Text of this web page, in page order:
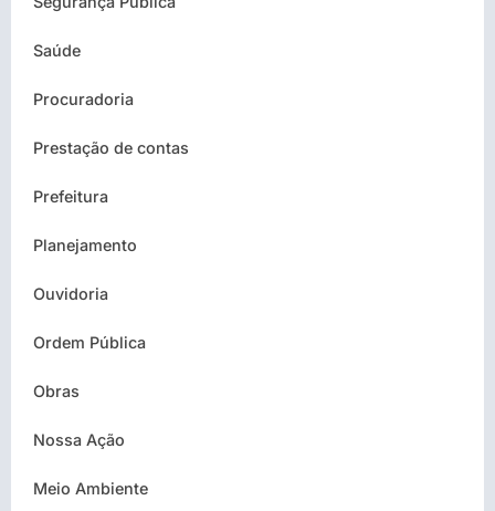
Saúde
Procuradoria
Prestação de contas
Prefeitura
Planejamento
Ouvidoria
Ordem Pública
Obras
Nossa Ação
Meio Ambiente